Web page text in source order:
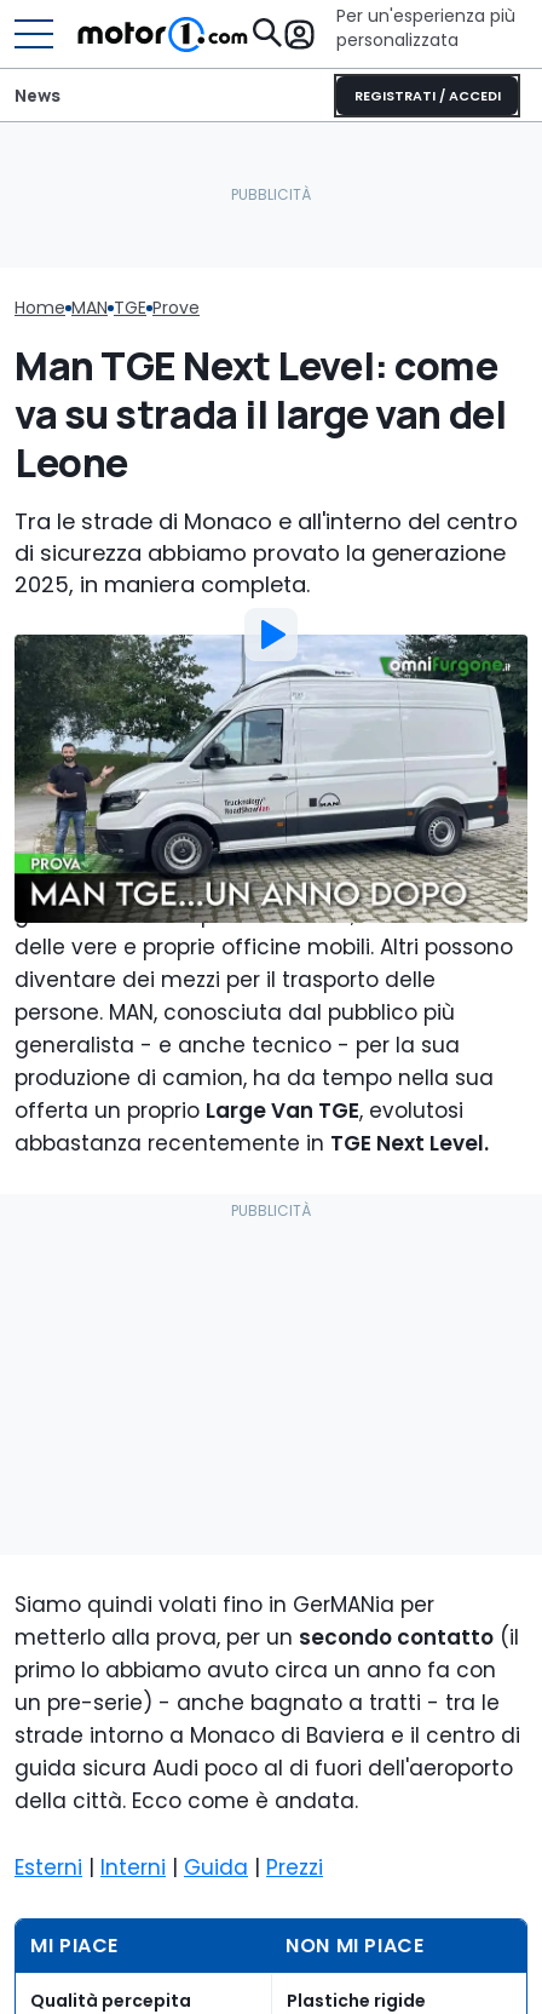
Per un'esperienza più
personalizzata
REGISTRATI / ACCEDI
News
Home MAN TGE Prove
Man TGE Next Level: come
va su strada il large van del
Leone
Tra le strade di Monaco e all'interno del centro
di sicurezza abbiamo provato la generazione
2025, in maniera completa.
Foto di:Motor1 Italy
Di:Flavio Atzori
22 Lug 2025alle10:00
Aggiungi Motor1.com alle
fonti preferite su Google
In Italia circolano circa 4 milioni di furgoni ogni
giorno. Alcuni trasportano merci, altri diventano
delle vere e proprie officine mobili. Altri possono
diventare dei mezzi per il trasporto delle
persone. MAN, conosciuta dal pubblico più
generalista - e anche tecnico - per la sua
produzione di camion, ha da tempo nella sua
offerta un proprio Large Van TGE, evolutosi
abbastanza recentemente in TGE Next Level.
Siamo quindi volati fino in GerMANia per
metterlo alla prova, per un secondo contatto (il
primo lo abbiamo avuto circa un anno fa con
un pre-serie) - anche bagnato a tratti - tra le
strade intorno a Monaco di Baviera e il centro di
guida sicura Audi poco al di fuori dell'aeroporto
della città. Ecco come è andata.
Esterni | Interni | Guida | Prezzi
MI PIACE NON MI PIACE
Qualità percepita Plastiche rigide